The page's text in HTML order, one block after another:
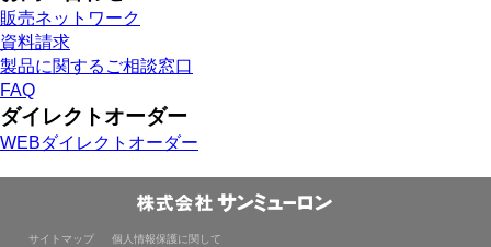
販売ネットワーク
資料請求
製品に関するご相談窓口
FAQ
ダイレクトオーダー
WEBダイレクトオーダー
サイトマップ 個人情報保護に関して